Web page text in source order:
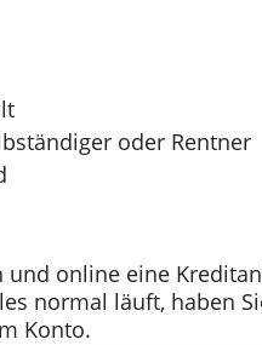
oder Rentner
und online eine
normal läuft, haben
Konto.